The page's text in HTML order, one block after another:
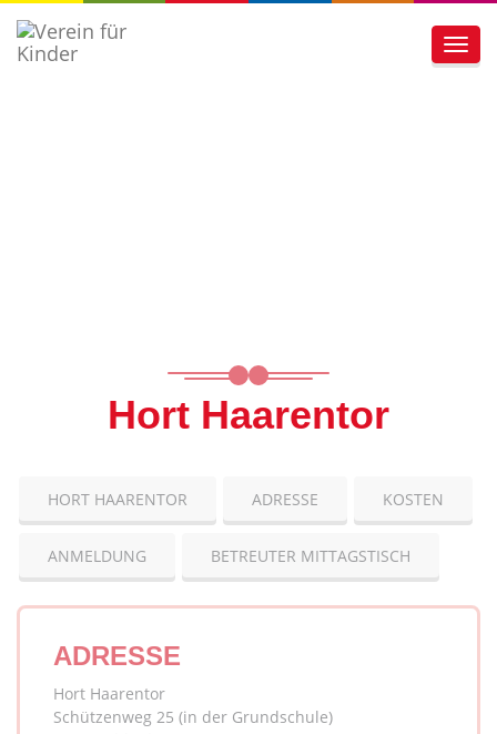
Hort Haarentor
HORT HAARENTOR ADRESSE KOSTEN
ANMELDUNG BETREUTER MITTAGSTISCH
ADRESSE
Hort Haarentor
Schützenweg 25 (in der Grundschule)